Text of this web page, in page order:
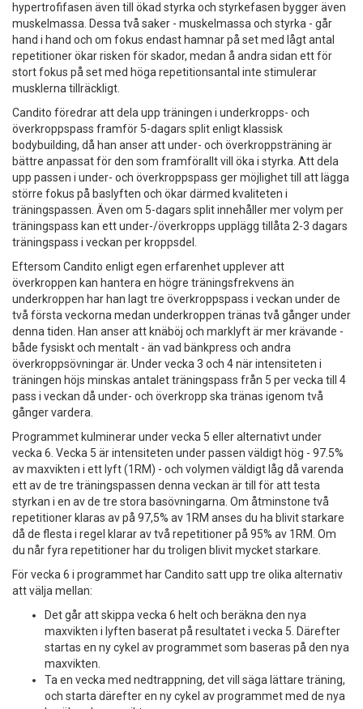
hypertrofifasen även till ökad styrka och styrkefasen bygger även
muskelmassa. Dessa två saker - muskelmassa och styrka - går
hand i hand och om fokus endast hamnar på set med lågt antal
repetitioner ökar risken för skador, medan å andra sidan ett för
stort fokus på set med höga repetitionsantal inte stimulerar
musklerna tillräckligt.
Candito föredrar att dela upp träningen i underkropps- och
överkroppspass framför 5-dagars split enligt klassisk
bodybuilding, då han anser att under- och överkroppsträning är
bättre anpassat för den som framförallt vill öka i styrka. Att dela
upp passen i under- och överkroppspass ger möjlighet till att lägga
större fokus på baslyften och ökar därmed kvaliteten i
träningspassen. Även om 5-dagars split innehåller mer volym per
träningspass kan ett under-/överkropps upplägg tillåta 2-3 dagars
träningspass i veckan per kroppsdel.
Eftersom Candito enligt egen erfarenhet upplever att
överkroppen kan hantera en högre träningsfrekvens än
underkroppen har han lagt tre överkroppspass i veckan under de
två första veckorna medan underkroppen tränas två gånger under
denna tiden. Han anser att knäböj och marklyft är mer krävande -
både fysiskt och mentalt - än vad bänkpress och andra
överkroppsövningar är. Under vecka 3 och 4 när intensiteten i
träningen höjs minskas antalet träningspass från 5 per vecka till 4
pass i veckan då under- och överkropp ska tränas igenom två
gånger vardera.
Programmet kulminerar under vecka 5 eller alternativt under
vecka 6. Vecka 5 är intensiteten under passen väldigt hög - 97.5%
av maxvikten i ett lyft (1RM) - och volymen väldigt låg då varenda
ett av de tre träningspassen denna veckan är till för att testa
styrkan i en av de tre stora basövningarna. Om åtminstone två
repetitioner klaras av på 97,5% av 1RM anses du ha blivit starkare
då de flesta i regel klarar av två repetitioner på 95% av 1RM. Om
du når fyra repetitioner har du troligen blivit mycket starkare.
För vecka 6 i programmet har Candito satt upp tre olika alternativ
att välja mellan:
Det går att skippa vecka 6 helt och beräkna den nya
maxvikten i lyften baserat på resultatet i vecka 5. Därefter
startas en ny cykel av programmet som baseras på den nya
maxvikten.
Ta en vecka med nedtrappning, det vill säga lättare träning,
och starta därefter en ny cykel av programmet med de nya